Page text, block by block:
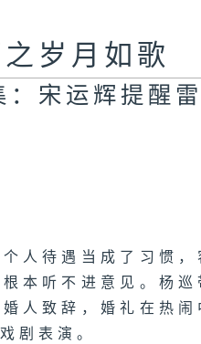
岁月如歌
：宋运辉提醒
人待遇当成了习惯
本听不进意见。杨
人致辞，婚礼在热
剧表演。